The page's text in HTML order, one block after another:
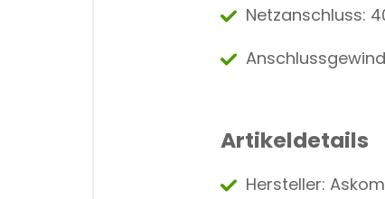
Netzanschluss:
Artikeldetails
Hersteller: